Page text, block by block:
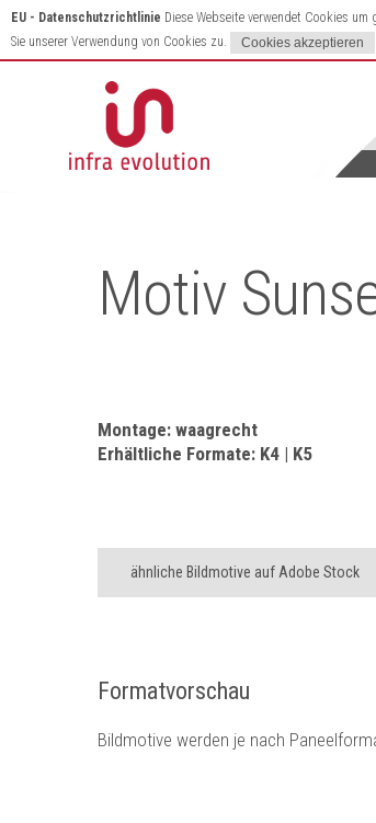
EU - Datenschutzrichtlinie Diese Webseite verwendet Cookies
Sie unserer Verwendung von Cookies zu.
Motiv
Montage: waagrecht
Erhältliche Formate: K4 | K5
ähnliche Bildmotive auf Adobe Stock
Formatvorschau
Bildmotive werden je nach